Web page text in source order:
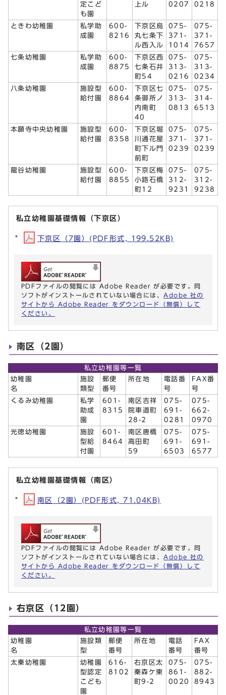
定こど
も園
上ル
0207
0218
ときわ幼稚園
私学助
成園
600-
8216
下京区烏
丸七条下
ル西入ル
075-
371-
1014
075-
371-
7657
七条幼稚園
私学助
成園
600-
8875
下京区西
七条石井
町54
075-
313-
0216
075-
313-
0234
八条幼稚園
施設型
給付園
600-
8864
下京区七
条御所ノ
内南町
40
075-
313-
0813
075-
314-
6513
本願寺中央幼稚園
施設型
給付園
600-
8358
下京区堀
川通花屋
町下ル門
前町
075-
371-
0239
075-
371-
0239
龍谷幼稚園
施設型
給付園
600-
8855
下京区梅
小路石橋
町12
075-
312-
9231
075-
312-
9238
私立幼稚園基礎情報（下京区）
下京区（7園）(PDF形式, 199.52KB)
PDFファイルの閲覧には Adobe Reader が必要です。同
ソフトがインストールされていない場合には、 Adobe 社の
サイトから Adobe Reader をダウンロード（無償）して
ください。
南区（2園）
私立幼稚園等一覧
幼稚園
名
施設
類型
郵便
番号
所在地
電話番
号
FAX番
号
くるみ幼稚園
私学
助成
園
601-
8315
南区吉祥
院車道町
28-2
075-
691-
0281
075-
662-
0970
光徳幼稚園
施設
型給
付園
601-
8464
南区唐橋
高田町
59
075-
691-
6503
075-
691-
6577
私立幼稚園基礎情報（南区）
南区（2園）(PDF形式, 71.04KB)
PDFファイルの閲覧には Adobe Reader が必要です。同
ソフトがインストールされていない場合には、 Adobe 社の
サイトから Adobe Reader をダウンロード（無償）して
ください。
右京区（12園）
私立幼稚園等一覧
幼稚園
名
施設類
型
郵便
番号
所在地
電話
番号
FAX
番号
太秦幼稚園
幼稚園
型認定
こども
園
616-
8102
右京区太
秦森ケ東
町9-2
075-
861-
0020
075-
882-
8943